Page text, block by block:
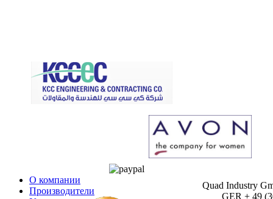
О компании
Производители
Quad Industry
GER + 49